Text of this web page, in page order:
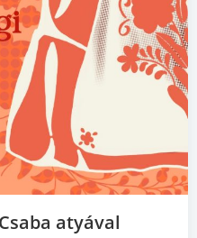
atyával